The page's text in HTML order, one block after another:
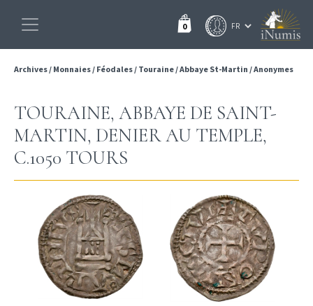
0
Archives/ Monnaies/ Féodales/ Touraine/Abbaye St-Martin /Anonymes
TOURAINE, ABBAYE DE SAINT-
MARTIN, DENIER AU TEMPLE,
C.1050 TOURS